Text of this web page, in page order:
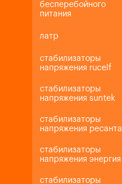
бесперебойного
питания
латр
стабилизаторы
напряжения rucelf
стабилизаторы
напряжения suntek
стабилизаторы
напряжения ресанта
стабилизаторы
напряжения энергия
стабилизаторы